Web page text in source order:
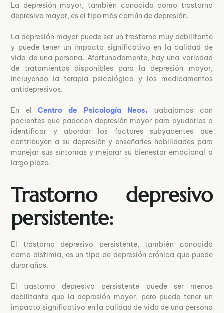
La depresión mayor, también conocida como trastorno
depresivo mayor, es el tipo más común de depresión.
La depresión mayor puede ser un trastorno muy debilitante
y puede tener un impacto significativo en la calidad de
vida de una persona. Afortunadamente, hay una variedad
de tratamientos disponibles para la depresión mayor,
incluyendo la terapia psicológica y los medicamentos
antidepresivos.
En elCentro de Psicología Neos,
trabajamos con
pacientes que padecen depresión mayor para ayudarles a
identificar y abordar los factores subyacentes que
contribuyen a su depresión y enseñarles habilidades para
manejar sus síntomas y mejorar su bienestar emocional a
largo plazo.
Trastorno depresivo
persistente:
El trastorno depresivo persistente, también conocido
como distimia, es un tipo de depresión crónica que puede
durar años.
El trastorno depresivo persistente puede ser menos
debilitante que la depresión mayor, pero puede tener un
impacto significativo en la calidad de vida de una persona